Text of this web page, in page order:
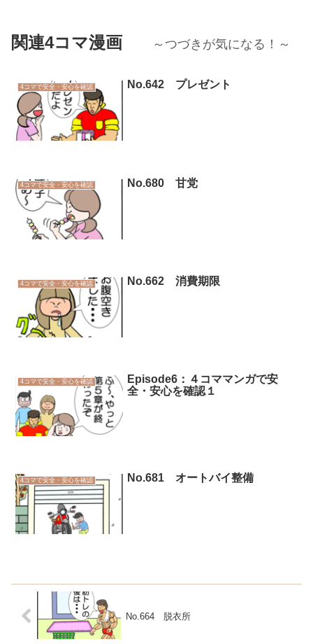
関連4コマ漫画 ～つづきが気になる！～
4コマで安全・安心を確認 No.642 プレゼント
4コマで安全・安心を確認 No.680 甘党
4コマで安全・安心を確認 No.662 消費期限
4コマで安全・安心を確認
Episode6：４コママンガで安
全・安心を確認１
4コマで安全・安心を確認 No.681 オートバイ整備
No.664 脱衣所